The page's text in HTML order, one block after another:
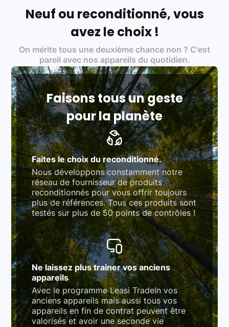
Labels environnementaux & qualité de nos partenaires
traitement des déchets électroniques (DEEE)
Produits testés et vérifiés selon des standards
rigoureux (80 à 100 points de contrôle en
fonction des produits)
Respect des normes RAEE, RoHS, et du
référentiel QualiRepar (bonus réparation)
Neuf ou reconditionné, vous
avez le choix !
On mérite tous une deuxième chance non ? C'est
pareil avec nos appareils du quotidien.
Faisons tous un geste
pour la planète
Faites le choix du reconditionné.
Nous développons constamment notre
réseau de fournisseur de produits
reconditionnés pour vous offrir toujours
plus de références. Tous ces produits sont
testés sur plus de 50 points de contrôles !
Ne laissez plus trainer vos anciens
appareils
Avec le programme Leasi TradeIn vos
anciens appareils mais aussi tous vos
appareils en fin de contrat peuvent être
valorisés et avoir une seconde vie